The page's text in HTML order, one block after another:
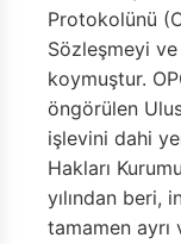
Protokolünü
Sözleşmeyi
koymuştur.
öngörülen
işlevini dahi
Hakları
yılından beri,
tamamen